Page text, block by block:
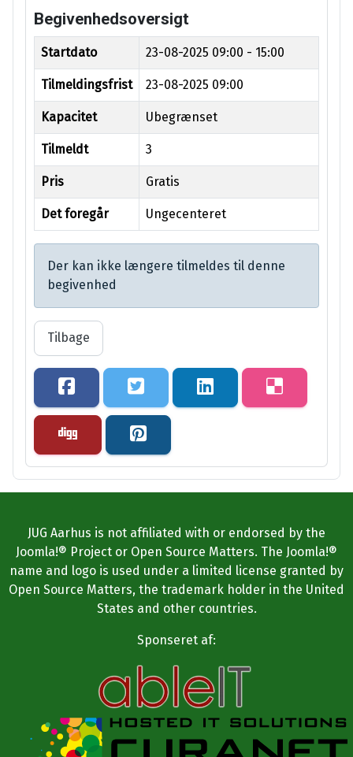
Begivenhedsoversigt
Startdato 23-08-2025 09:00 - 15:00
Tilmeldingsfrist 23-08-2025 09:00
Kapacitet Ubegrænset
Tilmeldt 3
Pris Gratis
Det foregår Ungecenteret
Der kan ikke længere tilmeldes til denne
begivenhed
Tilbage
JUG Aarhus is not affiliated with or endorsed by the
Joomla!® Project or Open Source Matters. The Joomla!®
name and logo is used under a limited license granted by
Open Source Matters, the trademark holder in the United
States and other countries.
Sponseret af: